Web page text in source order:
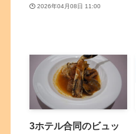
2026年04月08日 11:00
3ホテル合同のビュッ